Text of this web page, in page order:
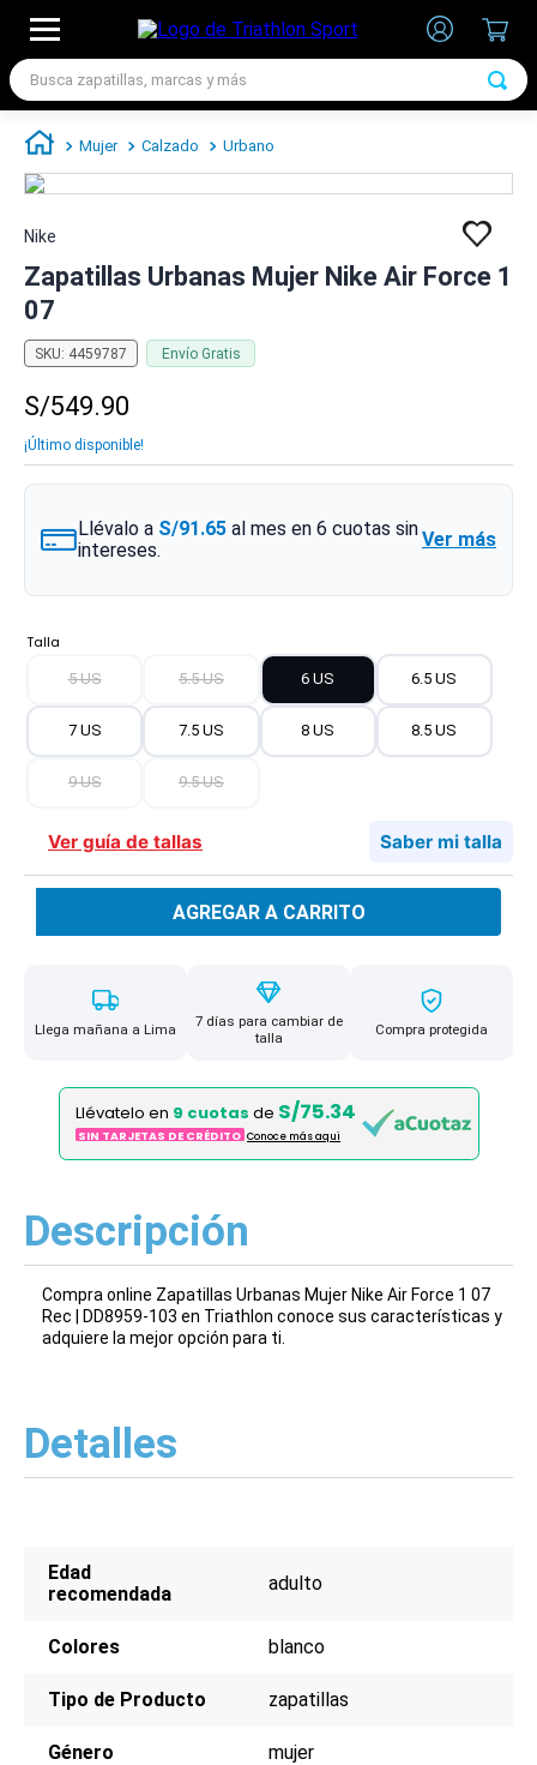
Busca zapatillas, marcas y más
Mujer Calzado Urbano
Nike
Zapatillas Urbanas Mujer Nike Air Force 1
07
SKU: 4459787 Envío Gratis
S/549.90
¡Último disponible!
Llévalo a S/91.65 al mes en 6 cuotas sin
intereses.
Ver más
Talla
5 US 5.5 US 6 US 6.5 US
7 US 7.5 US 8 US 8.5 US
9 US 9.5 US
Ver guía de tallas Saber mi talla
AGREGAR A CARRITO
Llega mañana a Lima
7 días para cambiar de
talla
Compra protegida
Llévatelo en 9 cuotas de S/75.34
SIN TARJETAS DE CRÉDITO Conoce más aqui
Descripción
Compra online Zapatillas Urbanas Mujer Nike Air Force 1 07
Rec | DD8959-103 en Triathlon conoce sus características y
adquiere la mejor opción para ti.
Detalles
Edad
recomendada
adulto
Colores blanco
Tipo de Producto zapatillas
Género mujer
TÉRMINOS MÁS BUSCADOS
1.
zapatillas futbol
3.
4.
zapatillas adidas mujer
6.
zapatillas nike hombre
7. zapatillas nike mujer